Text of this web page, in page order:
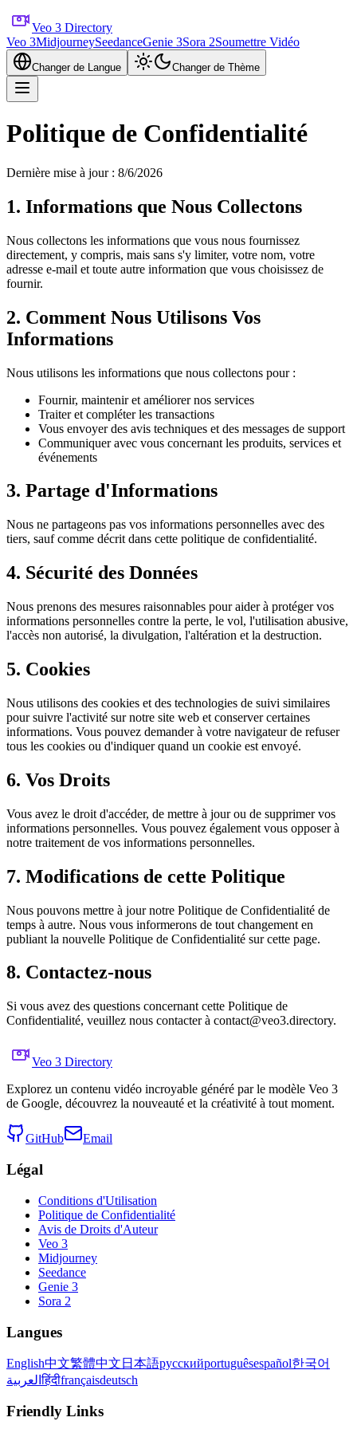
Veo 3 Directory
Veo 3MidjourneySeedanceGenie 3Sora 2Soumettre Vidéo
Changer de Langue Changer de Thème
Politique de Confidentialité
Dernière mise à jour : 8/6/2026
1. Informations que Nous Collectons
Nous collectons les informations que vous nous fournissez
directement, y compris, mais sans s'y limiter, votre nom, votre
adresse e-mail et toute autre information que vous choisissez de
fournir.
2. Comment Nous Utilisons Vos
Informations
Nous utilisons les informations que nous collectons pour :
Fournir, maintenir et améliorer nos services
Traiter et compléter les transactions
Vous envoyer des avis techniques et des messages de support
Communiquer avec vous concernant les produits, services et
événements
3. Partage d'Informations
Nous ne partageons pas vos informations personnelles avec des
tiers, sauf comme décrit dans cette politique de confidentialité.
4. Sécurité des Données
Nous prenons des mesures raisonnables pour aider à protéger vos
informations personnelles contre la perte, le vol, l'utilisation abusive,
l'accès non autorisé, la divulgation, l'altération et la destruction.
5. Cookies
Nous utilisons des cookies et des technologies de suivi similaires
pour suivre l'activité sur notre site web et conserver certaines
informations. Vous pouvez demander à votre navigateur de refuser
tous les cookies ou d'indiquer quand un cookie est envoyé.
6. Vos Droits
Vous avez le droit d'accéder, de mettre à jour ou de supprimer vos
informations personnelles. Vous pouvez également vous opposer à
notre traitement de vos informations personnelles.
7. Modifications de cette Politique
Nous pouvons mettre à jour notre Politique de Confidentialité de
temps à autre. Nous vous informerons de tout changement en
publiant la nouvelle Politique de Confidentialité sur cette page.
8. Contactez-nous
Si vous avez des questions concernant cette Politique de
Confidentialité, veuillez nous contacter à contact@veo3.directory.
Veo 3 Directory
Explorez un contenu vidéo incroyable généré par le modèle Veo 3
de Google, découvrez la nouveauté et la créativité à tout moment.
GitHub Email
Légal
Conditions d'Utilisation
Politique de Confidentialité
Avis de Droits d'Auteur
Veo 3
Midjourney
Seedance
Genie 3
Sora 2
Langues
English中文繁體中文 日本語русскийportuguêsespañol한국어
العربيةहिंदीfrançaisdeutsch
Friendly Links